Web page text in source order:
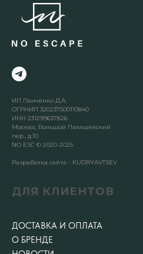
ИП Панченко Д.А.
ОГРНИП 320237500110840
ИНН 231299637826
Москва, Большой Палашёвский
пер., д.10
NO ESC © 2020-2025
Разработка сайта - KUDRYAVTSEV
ДЛЯ КЛИЕНТОВ
ДОСТАВКА И ОПЛАТА
О БРЕНДЕ